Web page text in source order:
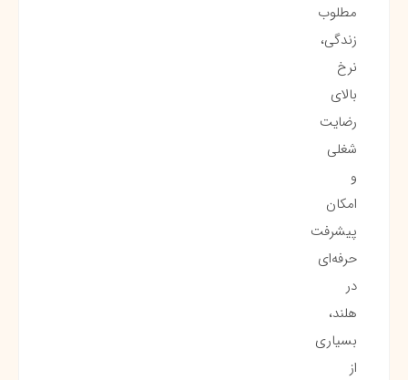
مطلوب
زندگی،
نرخ
بالای
رضایت
شغلی
و
امکان
پیشرفت
حرفه‌ای
در
هلند،
بسیاری
از